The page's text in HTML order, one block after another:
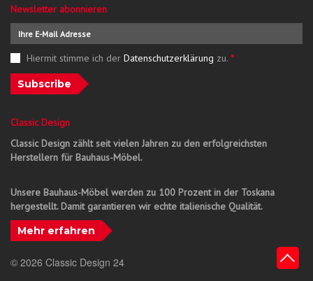
Newsletter abonnieren
Hiermit stimme ich der Datenschutzerklärung zu. *
Subscribe
Classic Design
Classic Design zählt seit vielen Jahren zu den erfolgreichsten
Herstellern für Bauhaus-Möbel.
Unsere Bauhaus-Möbel werden zu 100 Prozent in der Toskana
hergestellt. Damit garantieren wir echte italienische Qualität.
Mehr erfahren
© 2026 Classic Design 24